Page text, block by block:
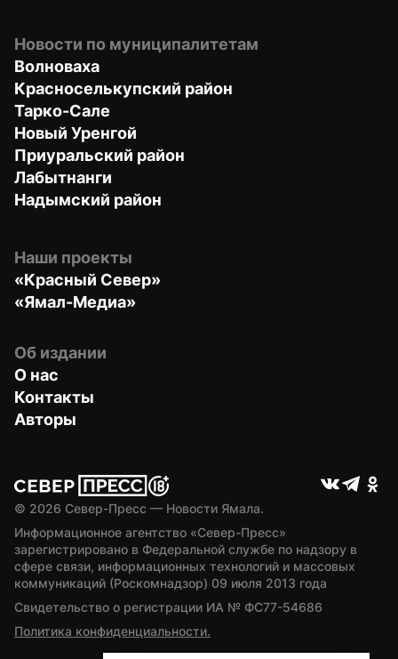
Новости по муниципалитетам
Волноваха
Красноселькупский район
Тарко-Сале
Новый Уренгой
Приуральский район
Лабытнанги
Надымский район
Наши проекты
«Красный Север»
«Ямал-Медиа»
Об издании
О нас
Контакты
Авторы
© 2026 Север-Пресс — Новости Ямала.
Информационное агентство «Север-Пресс»
зарегистрировано в Федеральной службе по надзору в
сфере связи, информационных технологий и массовых
коммуникаций (Роскомнадзор) 09 июля 2013 года
Свидетельство о регистрации ИА № ФС77-54686
Политика конфиденциальности.